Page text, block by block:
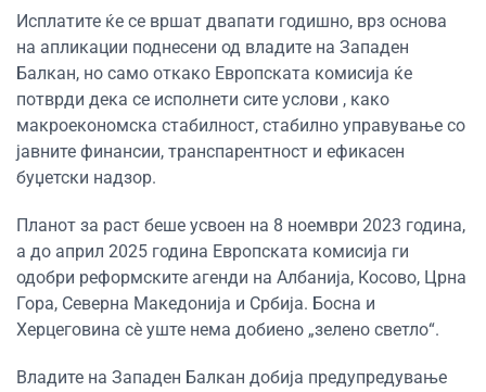
Исплатите ќе се вршат двапати годишно, врз основа
на апликации поднесени од владите на Западен
Балкан, но само откако Европската комисија ќе
потврди дека се исполнети сите услови , како
макроекономска стабилност, стабилно управување со
јавните финансии, транспарентност и ефикасен
буџетски надзор.
Планот за раст беше усвоен на 8 ноември 2023 година,
а до април 2025 година Европската комисија ги
одобри реформските агенди на Албанија, Косово, Црна
Гора, Северна Македонија и Србија. Босна и
Херцеговина сè уште нема добиено „зелено светло“.
Владите на Западен Балкан добија предупредување